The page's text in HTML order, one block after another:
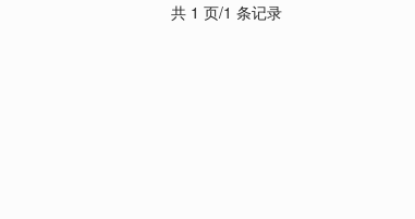
共 1 页/1 条记录